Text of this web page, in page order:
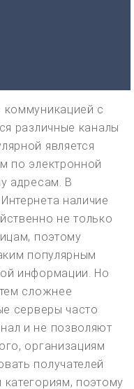
коммуникацией с
различные каналы
является
по электронной
адресам. В
наличие
не только
поэтому
популярным
информации. Но
сложнее
серверы часто
и не позволяют
организациям
получателей
поэтому